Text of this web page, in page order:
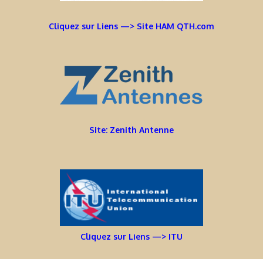
Cliquez sur Liens —> Site HAM QTH.com
Site: Zenith Antenne
Cliquez sur Liens —> ITU